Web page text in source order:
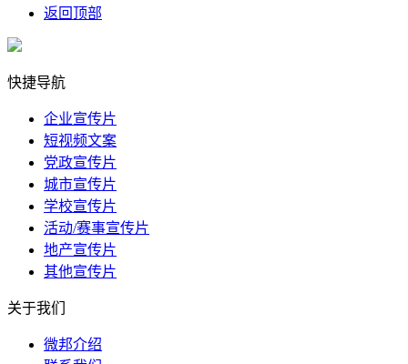
返回顶部
快捷导航
企业宣传片
短视频文案
党政宣传片
城市宣传片
学校宣传片
活动/赛事宣传片
地产宣传片
其他宣传片
关于我们
微邦介绍